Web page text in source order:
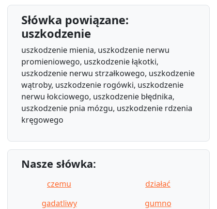
Słówka powiązane:
uszkodzenie
uszkodzenie mienia, uszkodzenie nerwu
promieniowego, uszkodzenie łąkotki,
uszkodzenie nerwu strzałkowego, uszkodzenie
wątroby, uszkodzenie rogówki, uszkodzenie
nerwu łokciowego, uszkodzenie błędnika,
uszkodzenie pnia mózgu, uszkodzenie rdzenia
kręgowego
Nasze słówka:
czemu
działać
gadatliwy
gumno